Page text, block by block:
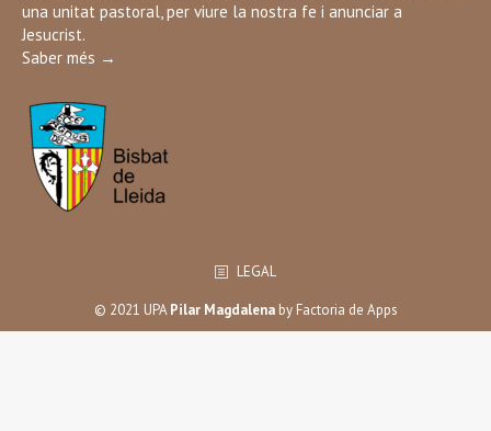
new
window
una unitat pastoral, per viure la nostra fe i anunciar a
Jesucrist.
Saber més →
LEGAL
© 2021 UPAPilar Magdalenaby Factoria de Apps